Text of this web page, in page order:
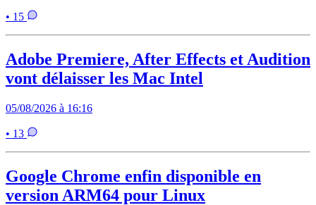
• 15
Adobe Premiere, After Effects et Audition
vont délaisser les Mac Intel
05/08/2026 à 16:16
• 13
Google Chrome enfin disponible en
version ARM64 pour Linux